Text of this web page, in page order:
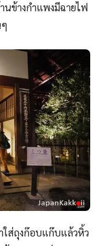
นข้างกำแพงมีฉายไฟ
ใส่ถุงก๊อบแก๊บแล้วหิ้ว